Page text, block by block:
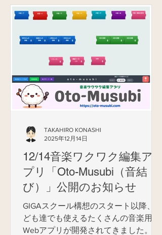
ら、ぜひお試しください‼😊 「Oto-
Musubi（音結び）」→ https://oto-
サイト→ https://www.ashitano-
12/14音楽ワクワク編集ア
プリ「Oto-Musubi（音結
び）」公開のお知らせ
GIGAスクール構想のスタート以降、子
ども達でも使えるたくさんの音楽用
Webアプリが開発されてきました。ど
TAKAHIRO KONASHI
2025年12月14日